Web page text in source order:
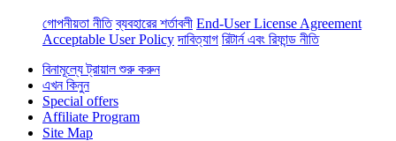
গোপনীয়তা নীতি ব্যবহারের শর্তাবলী End-User License Agreement
Acceptable User Policy দাবিত্যাগ রিটার্ন এবং রিফান্ড নীতি
বিনামূল্যে ট্রায়াল শুরু করুন
এখন কিনুন
Special offers
Affiliate Program
Site Map